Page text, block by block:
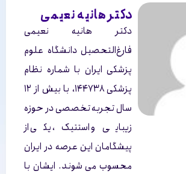
دکتر هانیه نعیمی
دکتر هانیه نعیمی
فارغ‌التحصیل دانشگاه علوم
پزشکی ایران با شماره نظام
پزشکی ۱۴۴۷۳۸، با بیش از ۱۲
سال تجربه تخصصی در حوزه
زیبایی و استتیک، یکی از
پیشگامان این عرصه در ایران
محسوب می شوند. ایشان با